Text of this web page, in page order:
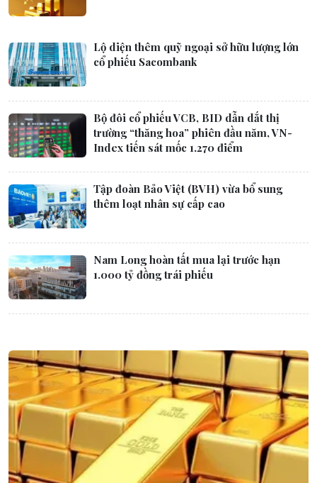
Lộ diện thêm quỹ ngoại sở hữu lượng lớn
cổ phiếu Sacombank
Bộ đôi cổ phiếu VCB, BID dẫn dắt thị
trường “thăng hoa” phiên đầu năm, VN-
Index tiến sát mốc 1.270 điểm
Tập đoàn Bảo Việt (BVH) vừa bổ sung
thêm loạt nhân sự cấp cao
Nam Long hoàn tất mua lại trước hạn
1.000 tỷ đồng trái phiếu